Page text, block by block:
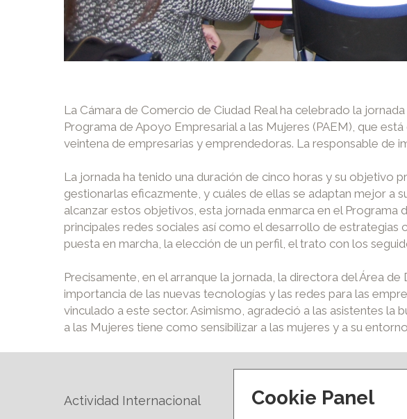
La Cámara de Comercio de Ciudad Real ha celebrado la
Programa de Apoyo Empresarial a las Mujeres (PAEM), que
veintena de empresarias y emprendedoras. La responsable de
La jornada ha tenido una duración de cinco horas y su objetivo
gestionarlas eficazmente, y cuáles de ellas se adaptan mejor a
alcanzar estos objetivos, esta jornada enmarca en el Programa
principales redes sociales así como el desarrollo de
puesta en marcha, la elección de un perfil, el trato con los
Precisamente, en el arranque la jornada, la directora del Área
importancia de las nuevas tecnologías y las redes para las
vinculado a este sector. Asimismo, agradeció a las asistentes la
a las Mujeres tiene como sensibilizar a las mujeres y a su
Actividad Internacional Formación y eventos
Cookie Panel